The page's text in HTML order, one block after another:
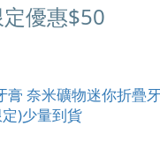
優惠$50